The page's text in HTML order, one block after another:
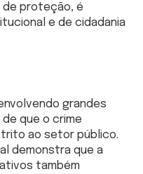
de proteção, é
e de cidadania
grandes
que o crime
ao setor público.
demonstra que a
também